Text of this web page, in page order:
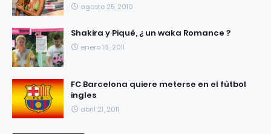
agosto 25, 2010
Shakira y Piqué, ¿ un waka Romance ?
enero 16, 2011
FC Barcelona quiere meterse en el fútbol
ingles
abril 21, 2011